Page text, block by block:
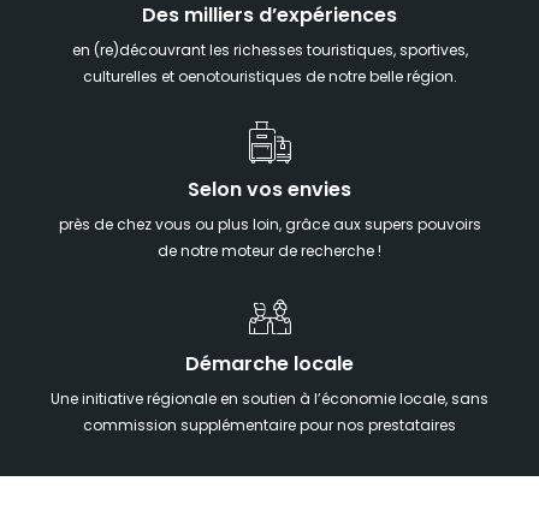
Des milliers d’expériences
en (re)découvrant les richesses touristiques, sportives,
culturelles et oenotouristiques de notre belle région.
Selon vos envies
près de chez vous ou plus loin, grâce aux supers pouvoirs
de notre moteur de recherche !
Démarche locale
Une initiative régionale en soutien à l’économie locale, sans
commission supplémentaire pour nos prestataires